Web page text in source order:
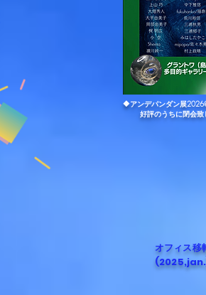
🔶アンデパンダン展
好評のうちに閉会致
オフィス移